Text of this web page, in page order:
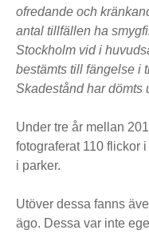
ofredande och
antal tillfällen ha
Stockholm vid i
bestämts till fängelse i
Skadestånd har dömts
Under tre år mellan
fotograferat 110 flickor
i parker.
Utöver dessa fanns
ägo. Dessa var inte